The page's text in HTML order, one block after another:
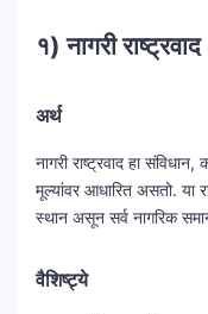
१) नागरी
अर्थ
नागरी राष्ट्रवाद हा
मूल्यांवर आधारित असतो. या
स्थान असून सर्व नागरिक
वैशिष्ट्ये